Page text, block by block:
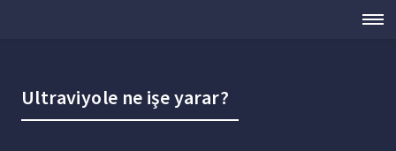
Ultraviyole ne işe yarar?